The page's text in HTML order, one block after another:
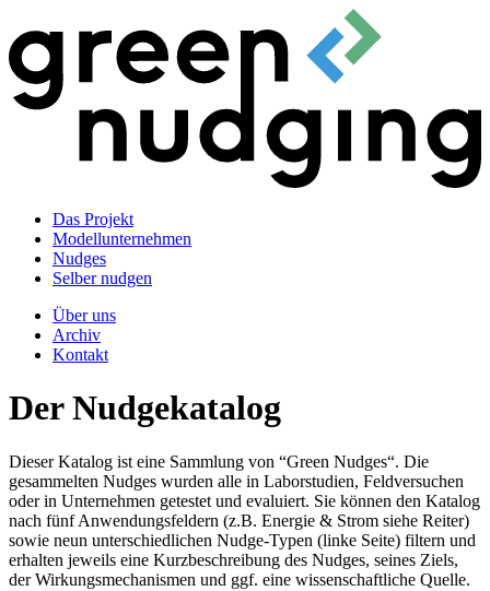
Das Projekt
Modellunternehmen
Nudges
Selber nudgen
Über uns
Archiv
Kontakt
Der Nudgekatalog
Dieser Katalog ist eine Sammlung von “Green Nudges“. Die
gesammelten Nudges wurden alle in Laborstudien, Feldversuchen
oder in Unternehmen getestet und evaluiert. Sie können den Katalog
nach fünf Anwendungsfeldern (z.B. Energie & Strom siehe Reiter)
sowie neun unterschiedlichen Nudge-Typen (linke Seite) filtern und
erhalten jeweils eine Kurzbeschreibung des Nudges, seines Ziels,
der Wirkungsmechanismen und ggf. eine wissenschaftliche Quelle.